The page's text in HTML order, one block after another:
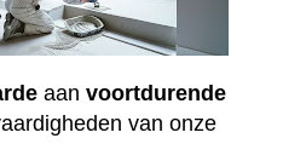
aan voortdurende
van onze